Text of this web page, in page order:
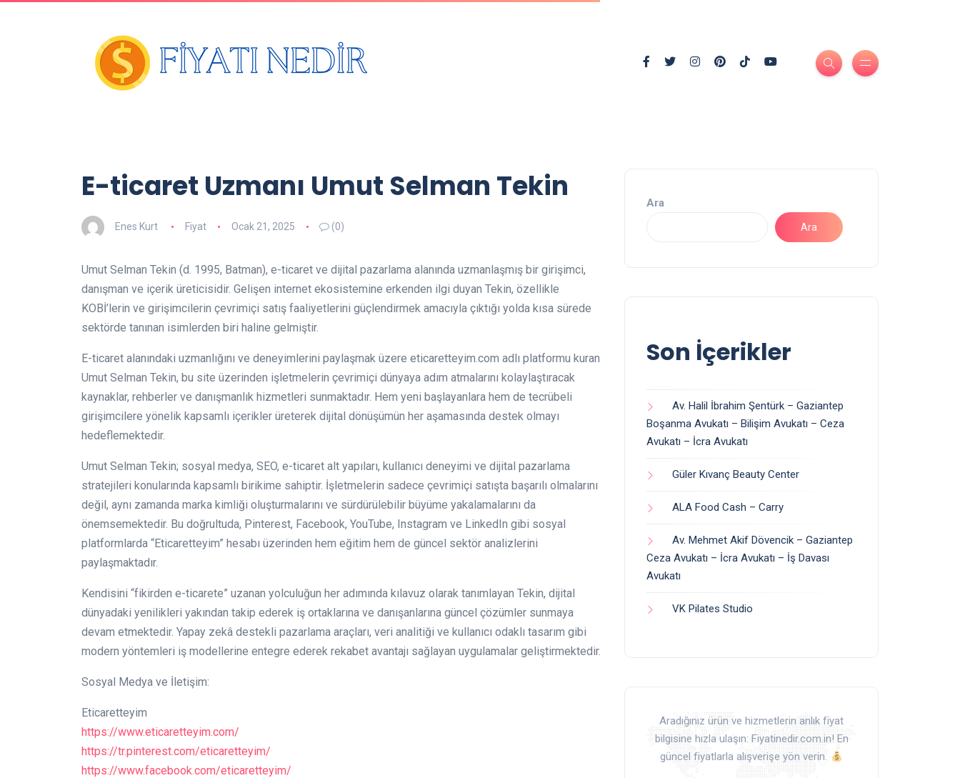
E-ticaret Uzmanı Umut Selman Tekin
Enes Kurt Fiyat Ocak 21, 2025 (0)
Umut Selman Tekin (d. 1995, Batman), e-ticaret ve dijital pazarlama alanında uzmanlaşmış bir girişimci,
danışman ve içerik üreticisidir. Gelişen internet ekosistemine erkenden ilgi duyan Tekin, özellikle
KOBİ’lerin ve girişimcilerin çevrimiçi satış faaliyetlerini güçlendirmek amacıyla çıktığı yolda kısa sürede
sektörde tanınan isimlerden biri haline gelmiştir.
E-ticaret alanındaki uzmanlığını ve deneyimlerini paylaşmak üzere eticaretteyim.com adlı platformu kuran
Umut Selman Tekin, bu site üzerinden işletmelerin çevrimiçi dünyaya adım atmalarını kolaylaştıracak
kaynaklar, rehberler ve danışmanlık hizmetleri sunmaktadır. Hem yeni başlayanlara hem de tecrübeli
girişimcilere yönelik kapsamlı içerikler üreterek dijital dönüşümün her aşamasında destek olmayı
hedeflemektedir.
Umut Selman Tekin; sosyal medya, SEO, e-ticaret alt yapıları, kullanıcı deneyimi ve dijital pazarlama
stratejileri konularında kapsamlı birikime sahiptir. İşletmelerin sadece çevrimiçi satışta başarılı olmalarını
değil, aynı zamanda marka kimliği oluşturmalarını ve sürdürülebilir büyüme yakalamalarını da
önemsemektedir. Bu doğrultuda, Pinterest, Facebook, YouTube, Instagram ve LinkedIn gibi sosyal
platformlarda “Eticaretteyim” hesabı üzerinden hem eğitim hem de güncel sektör analizlerini
paylaşmaktadır.
Kendisini “fikirden e-ticarete” uzanan yolculuğun her adımında kılavuz olarak tanımlayan Tekin, dijital
dünyadaki yenilikleri yakından takip ederek iş ortaklarına ve danışanlarına güncel çözümler sunmaya
devam etmektedir. Yapay zekâ destekli pazarlama araçları, veri analitiği ve kullanıcı odaklı tasarım gibi
modern yöntemleri iş modellerine entegre ederek rekabet avantajı sağlayan uygulamalar geliştirmektedir.
Sosyal Medya ve İletişim:
Eticaretteyim
https://www.eticaretteyim.com/
https://tr.pinterest.com/eticaretteyim/
https://www.facebook.com/eticaretteyim/
Ara
Ara
Son İçerikler
Av. Halil İbrahim Şentürk – Gaziantep
Boşanma Avukatı – Bilişim Avukatı – Ceza
Avukatı – İcra Avukatı
Güler Kıvanç Beauty Center
ALA Food Cash – Carry
Av. Mehmet Akif Dövencik – Gaziantep
Ceza Avukatı – İcra Avukatı – İş Davası
Avukatı
VK Pilates Studio
Aradığınız ürün ve hizmetlerin anlık fiyat
bilgisine hızla ulaşın: Fiyatinedir.com.in! En
güncel fiyatlarla alışverişe yön verin.